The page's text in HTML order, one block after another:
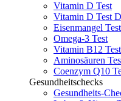
Vitamin D Test
Vitamin D Test
Eisenmangel Test
Omega-3 Test
Vitamin B12 Test
Aminosäuren
Coenzym Q10
Gesundheitschecks
Gesundheits-